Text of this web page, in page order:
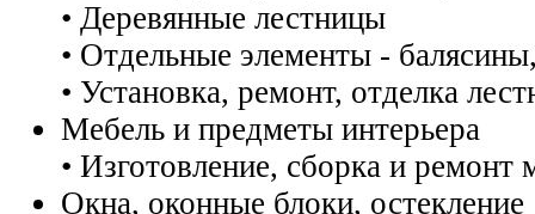
• Деревянные лестницы
• Отдельные элементы -
• Установка, ремонт, отделка
Мебель и предметы интерьера
• Изготовление, сборка и ремонт
Окна, оконные блоки, остекление